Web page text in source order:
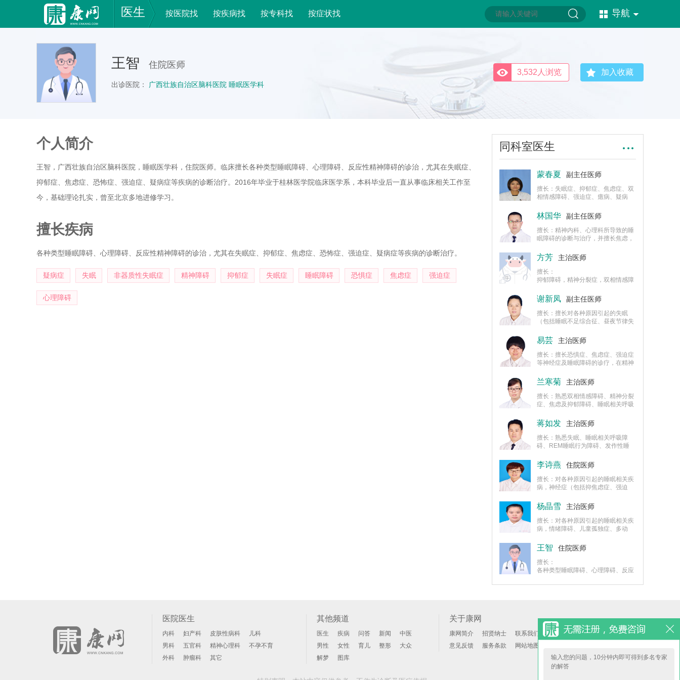
医生 按医院找 按疾病找 按专科找 按症状找 导航
王智 住院医师
出诊医院： 广西壮族自治区脑科医院 睡眠医学科
加入收藏
3,532人浏览
个人简介
王智，广西壮族自治区脑科医院，睡眠医学科，住院医师。临床擅长各种类型睡眠障碍、心理障碍、反应性精神障碍的诊治，尤其在失眠症、
抑郁症、焦虑症、恐怖症、强迫症、疑病症等疾病的诊断治疗。2016年毕业于桂林医学院临床医学系，本科毕业后一直从事临床相关工作至
今，基础理论扎实，曾至北京多地进修学习。
擅长疾病
各种类型睡眠障碍、心理障碍、反应性精神障碍的诊治，尤其在失眠症、抑郁症、焦虑症、恐怖症、强迫症、疑病症等疾病的诊断治疗。
疑病症 失眠 非器质性失眠症 精神障碍 抑郁症 失眠症 睡眠障碍 恐惧症 焦虑症 强迫症
心理障碍
同科室医生
蒙春夏 副主任医师
擅长：失眠症、抑郁症、焦虑症、双
相情感障碍、强迫症、癔病、疑病
林国华 副主任医师
擅长：精神内科、心理科所导致的睡
眠障碍的诊断与治疗，并擅长焦虑，
方芳 主治医师
擅长：
抑郁障碍，精神分裂症，双相情感障
治。
谢新凤 副主任医师
擅长：擅长对各种原因引起的失眠
（包括睡眠不足综合征、昼夜节律失
等）、神经症（包括抑焦虑症、强迫
症、恐惧症、躯体形式障碍等）、精
神分裂症、心境障碍（包括躁狂症、
抑郁症、双相障碍）、儿童精神心理
症）的诊治以及儿童、青少年各种心
理障碍的早期干预及治疗。
易芸 主治医师
擅长：擅长恐惧症、焦虑症、强迫症
等神经症及睡眠障碍的诊疗，在精神
行为及情绪障碍诊疗上也有一定经
验。
兰寒菊 主治医师
擅长：熟悉双相情感障碍、精神分裂
症、焦虑及抑郁障碍、睡眠相关呼吸
病等疾病的诊治。
蒋如发 主治医师
擅长：熟悉失眠、睡眠相关呼吸障
碍、REM睡眠行为障碍、发作性睡
等认知、睡眠障碍的诊治。
李诗燕 住院医师
擅长：对各种原因引起的睡眠相关疾
病，神经症（包括抑焦虑症、强迫
神分裂症、心境障碍（包括躁狂症、
抑郁症、双相障碍）的诊治以及心理
障碍的早期干预及治疗。
杨晶雪 主治医师
擅长：对各种原因引起的睡眠相关疾
病，情绪障碍、儿童孤独症、多动
病、精神分裂症、心境障碍（包括躁
狂症、抑郁症、双相障碍）的诊治以
及心理障碍的早期干预及治疗。
王智 住院医师
擅长：
各种类型睡眠障碍、心理障碍、反应
抑郁症、焦虑症、恐怖症、强迫症、
医院医生
内科 妇产科 皮肤性病科
儿科
男科
五官科 精神心理科
不孕不育
外科
肿瘤科 其它
其他频道
医生 疾病 问答 新闻
中医
男性
女性 育儿 整形
大众
解梦
图库
关于康网
康网简介 招贤纳士
联系我们
意见反馈
服务条款 网站地图